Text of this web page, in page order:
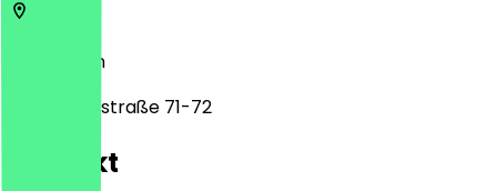
Berlin
Bergmannstraße 71-72
Kontakt